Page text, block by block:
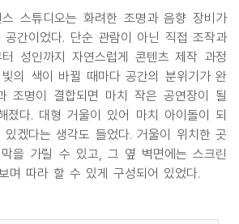
스튜디오는 화려한 조명과 음향 장비가
간이었다. 단순 관람이 아닌 직접 조작과
성인까지 자연스럽게 콘텐츠 제작 과정
의 색이 바뀔 때마다 공간의 분위기가 완
조명이 결합되면 마치 작은 공연장이 될
졌다. 대형 거울이 있어 마치 아이돌이 되
겠다는 생각도 들었다. 거울이 위치한 곳
을 가릴 수 있고, 그 옆 벽면에는 스크린
며 따라 할 수 있게 구성되어 있었다.